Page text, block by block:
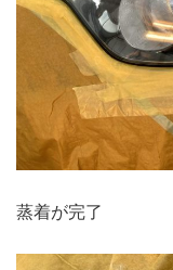
蒸着が完了